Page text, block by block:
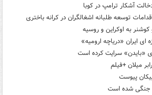
آشکار ترامپ در کوبا
توسعه طلبانه اشغالگران در کرانه باختری
به اوکراین و روسیه
ای ایران «دریاچه ارومیه»
«بایدن» سرایت کرده است
میلان +فیلم
پیوست
جنگی شده است